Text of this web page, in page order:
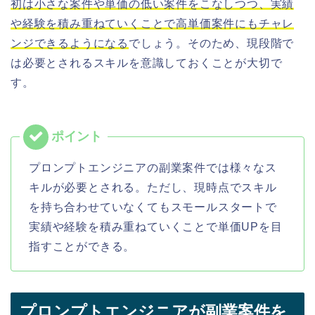
初は小さな案件や単価の低い案件をこなしつつ、実績
や経験を積み重ねていくことで高単価案件にもチャレ
ンジできるようになる でしょう。そのため、現段階で
は必要とされるスキルを意識しておくことが大切で
す。
プロンプトエンジニアの副業案件では様々なス
キルが必要とされる。ただし、現時点でスキル
を持ち合わせていなくてもスモールスタートで
実績や経験を積み重ねていくことで単価UPを目
指すことができる。